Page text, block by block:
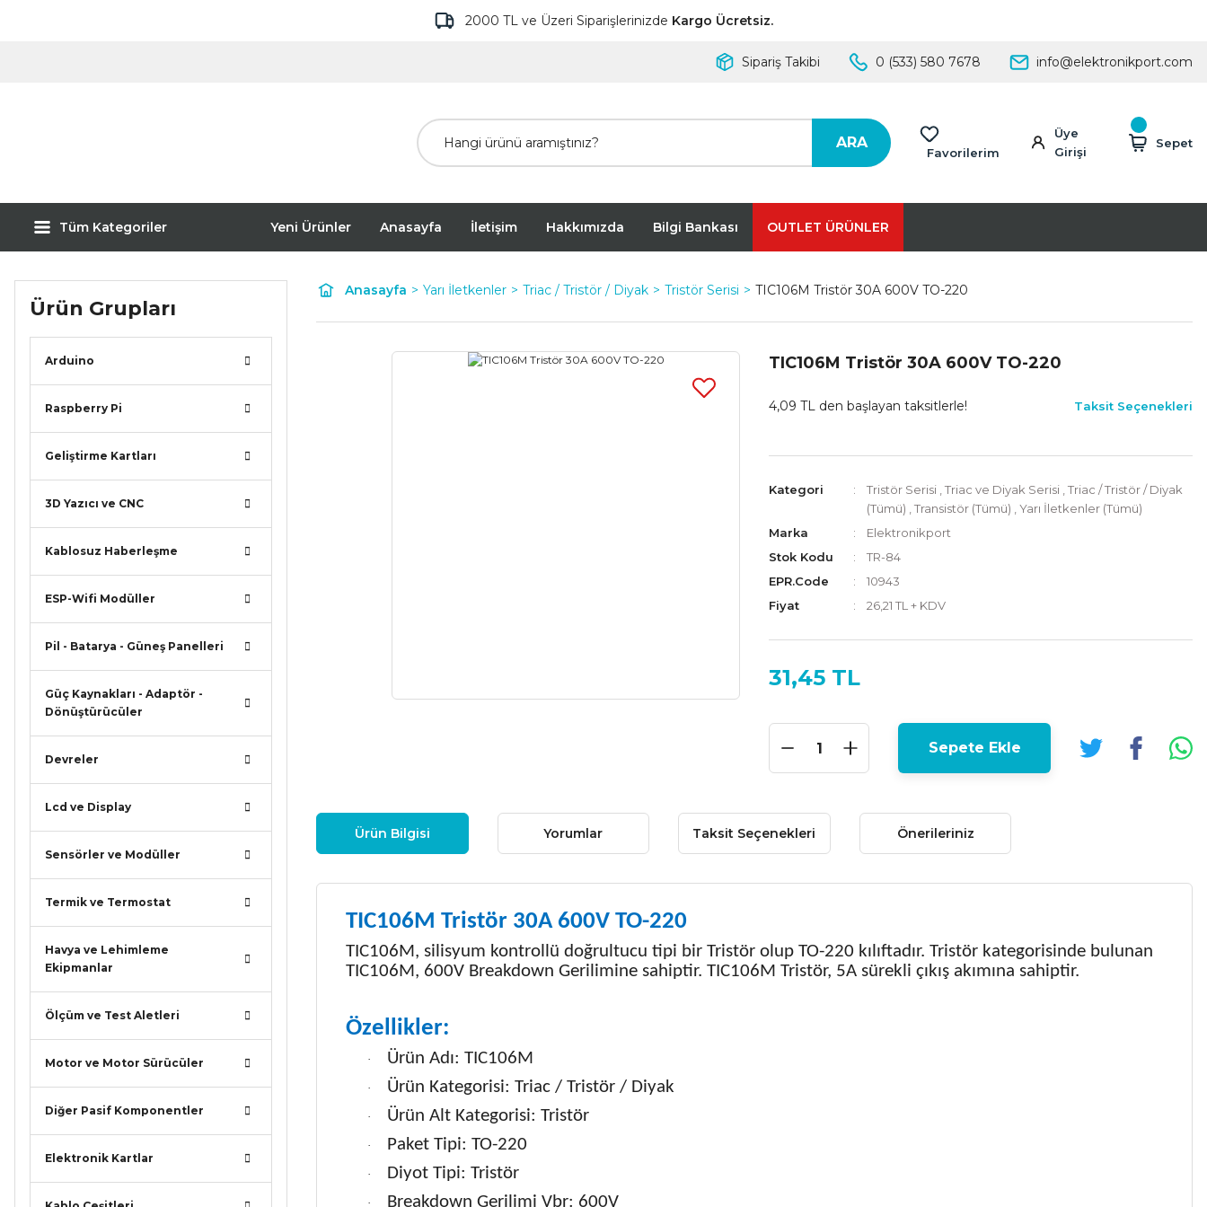
2000 TL ve Üzeri Siparişlerinizde Kargo Ücretsiz.
Sipariş Takibi 0 (533) 580 7678 info@elektronikport.com
ARA
Favorilerim
Üye
Girişi
Sepet
Tüm Kategoriler Yeni Ürünler Anasayfa İletişim Hakkımızda Bilgi Bankası OUTLET ÜRÜNLER
Ürün Grupları
Arduino
Raspberry Pi
Geliştirme Kartları
3D Yazıcı ve CNC
Kablosuz Haberleşme
ESP-Wifi Modüller
Pil - Batarya - Güneş Panelleri
Güç Kaynakları - Adaptör -
Dönüştürücüler
Devreler
Lcd ve Display
Sensörler ve Modüller
Termik ve Termostat
Havya ve Lehimleme
Ekipmanlar
Ölçüm ve Test Aletleri
Motor ve Motor Sürücüler
Diğer Pasif Komponentler
Elektronik Kartlar
Anasayfa Yarı İletkenler Triac / Tristör / Diyak Tristör Serisi TIC106M Tristör 30A 600V TO-220
TIC106M Tristör 30A 600V TO-220
4,09 TL den başlayan taksitlerle! Taksit Seçenekleri
Kategori Tristör Serisi ,Triac ve Diyak Serisi ,Triac / Tristör / Diyak
(Tümü)
,Transistör (Tümü) ,Yarı İletkenler (Tümü)
Marka
Elektronikport
Stok Kodu
TR-84
EPR.Code
10943
Fiyat
26,21 TL + KDV
31,45 TL
Sepete Ekle
Ürün Bilgisi Yorumlar Taksit Seçenekleri Önerileriniz
TIC106M Tristör 30A 600V TO-220
TIC106M, silisyum kontrollü doğrultucu tipi bir Tristör olup TO-220 kılıftadır. Tristör kategorisinde bulunan
TIC106M, 600V Breakdown Gerilimine sahiptir. TIC106M Tristör, 5A sürekli çıkış akımına sahiptir.
Özellikler:
· Ürün Adı: TIC106M
· Ürün Kategorisi: Triac / Tristör / Diyak
· Ürün Alt Kategorisi: Tristör
· Paket Tipi: TO-220
· Diyot Tipi: Tristör
· Breakdown Gerilimi Vbr: 600V